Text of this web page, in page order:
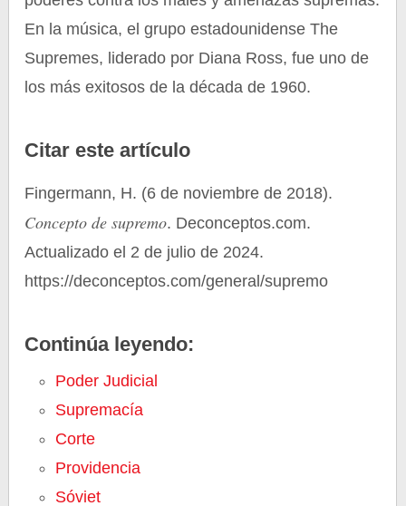
En la música, el grupo estadounidense The
Supremes, liderado por Diana Ross, fue uno de
los más exitosos de la década de 1960.
Citar este artículo
Fingermann, H. (6 de noviembre de 2018).
Concepto de supremo. Deconceptos.com.
Actualizado el 2 de julio de 2024.
https://deconceptos.com/general/supremo
Continúa leyendo:
Poder Judicial
Supremacía
Corte
Providencia
Sóviet